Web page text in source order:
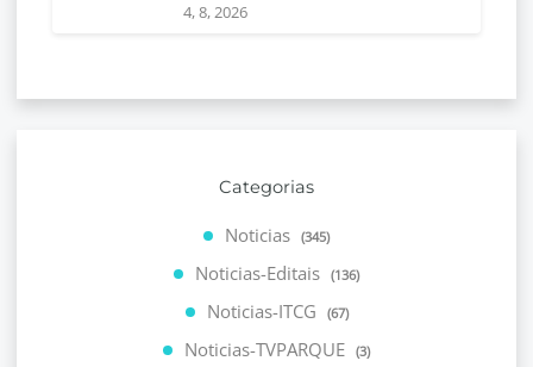
4, 8, 2026
Categorias
Noticias (345)
Noticias-Editais (136)
Noticias-ITCG (67)
Noticias-TVPARQUE (3)